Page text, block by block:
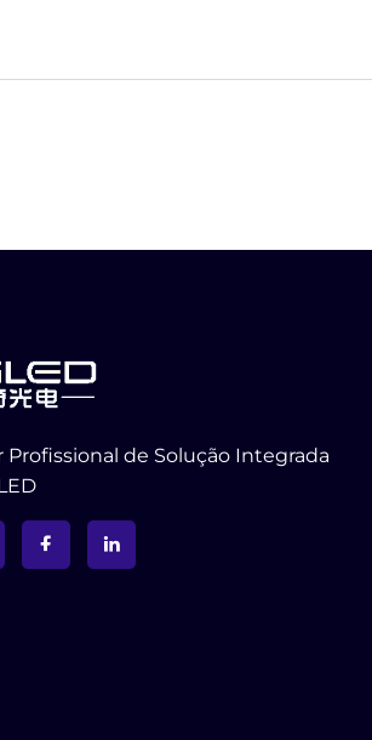
Profissional de Solução Integrada